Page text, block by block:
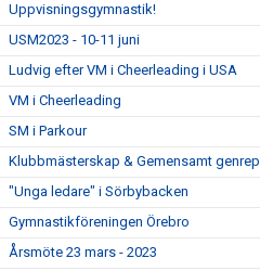
Uppvisningsgymnastik!
USM2023 - 10-11 juni
Ludvig efter VM i Cheerleading i USA
VM i Cheerleading
SM i Parkour
Klubbmästerskap & Gemensamt genrep
"Unga ledare" i Sörbybacken
Gymnastikföreningen Örebro
Årsmöte 23 mars - 2023